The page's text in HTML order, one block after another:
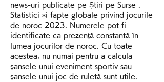
news-uri publicate pe Știri pe Surse ️.
Statistici și fapte globale privind jocurile
de noroc 2023. Numerele pot fi
identificate ca prezență constantă în
lumea jocurilor de noroc. Cu toate
acestea, nu numai pentru a calcula
șansele unui eveniment sportiv sau
șansele unui joc de ruletă sunt utile.